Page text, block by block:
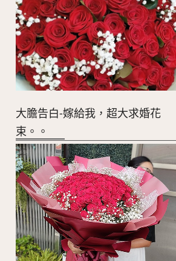
大膽告白-嫁給我，超大求婚花
束。。